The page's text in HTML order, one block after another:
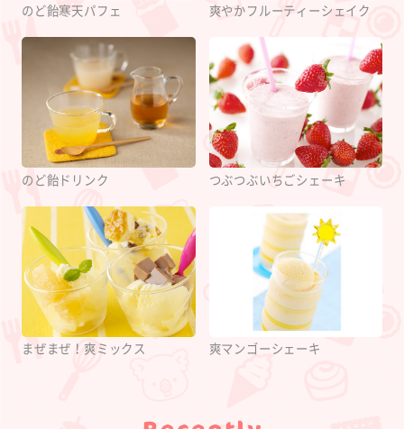
のど飴寒天パフェ 爽やかフルーティーシェイク
のど飴ドリンク つぶつぶいちごシェーキ
まぜまぜ！爽ミックス 爽マンゴーシェーキ